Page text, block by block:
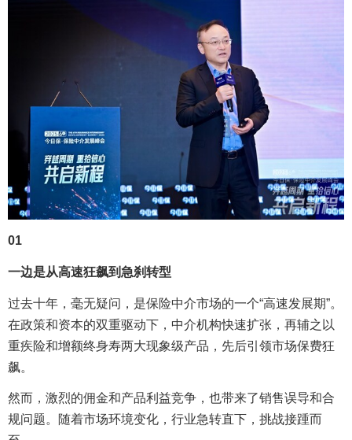
01
一边是从高速狂飙到急刹转型
过去十年，毫无疑问，是保险中介市场的一个“高速发展期”。
在政策和资本的双重驱动下，中介机构快速扩张，再辅之以
重疾险和增额终身寿两大现象级产品，先后引领市场保费狂
飙。
然而，激烈的佣金和产品利益竞争，也带来了销售误导和合
规问题。随着市场环境变化，行业急转直下，挑战接踵而